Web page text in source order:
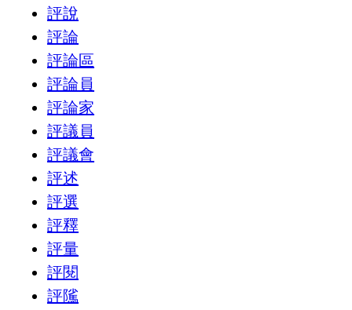
評說
評論
評論區
評論員
評論家
評議員
評議會
評述
評選
評釋
評量
評閱
評隲